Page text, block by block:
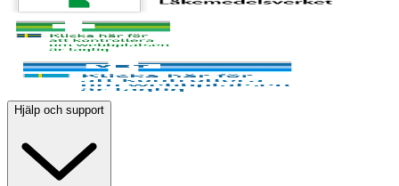
Hjälp och support